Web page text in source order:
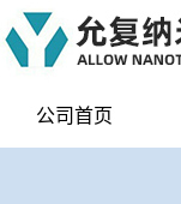
公司首页